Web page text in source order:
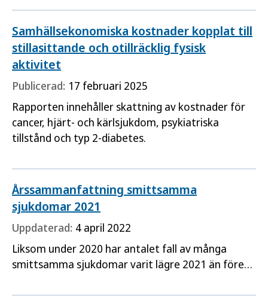
Socialstyrelsen.
Samhällsekonomiska kostnader kopplat till
stillasittande och otillräcklig fysisk
aktivitet
Publicerad: 17 februari 2025
Rapporten innehåller skattning av kostnader för
cancer, hjärt- och kärlsjukdom, psykiatriska
tillstånd och typ 2-diabetes.
Årssammanfattning smittsamma
sjukdomar 2021
Uppdaterad: 4 april 2022
Liksom under 2020 har antalet fall av många
smittsamma sjukdomar varit lägre 2021 än före
olika smittskyddsåtgärder, ett minskat resande